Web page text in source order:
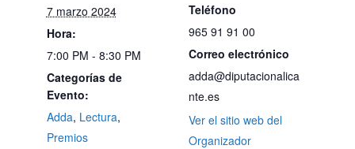
7 marzo 2024
Hora:
7:00 PM - 8:30 PM
Categorías de
Evento:
Adda, Lectura,
Premios
Teléfono
965 91 91 00
Correo electrónico
adda@diputacionalica
nte.es
Ver el sitio web del
Organizador